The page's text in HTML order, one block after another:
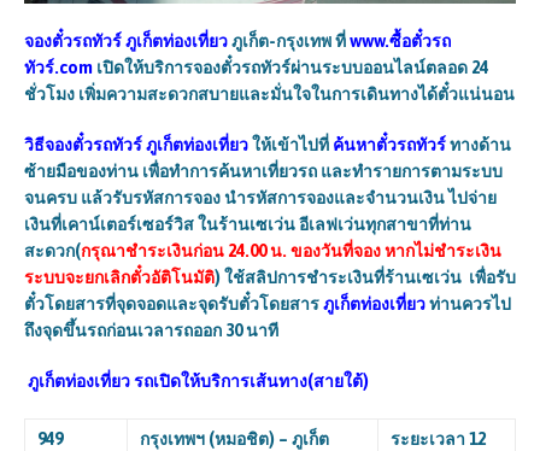
จองตั๋วรถทัวร์ภูเก็ตท่องเที่ยวภูเก็ต-กรุงเทพ ที่www.ซื้อตั๋วรถ
ทัวร์.com เปิดให้บริการจองตั๋วรถทัวร์ผ่านระบบออนไลน์ตลอด 24
ชั่วโมง เพิ่มความสะดวกสบายและมั่นใจในการเดินทางได้ตั๋วแน่นอน
วิธีจองตั๋วรถทัวร์ภูเก็ตท่องเที่ยวให้เข้าไปที่ ค้นหาตั๋วรถทัวร์ทางด้าน
ซ้ายมือของท่าน เพื่อทำการค้นหาเที่ยวรถ และทำรายการตามระบบ
จนครบ แล้วรับรหัสการจอง นำรหัสการจองและจำนวนเงิน ไปจ่าย
เงินที่เคาน์เตอร์เซอร์วิส ในร้านเซเว่น อีเลฟเว่นทุกสาขาที่ท่าน
สะดวก(กรุณาชำระเงินก่อน 24.00 น. ของวันที่จอง หากไม่ชำระเงิน
ระบบจะยกเลิกตั๋วอัติโนมัติ) ใช้สลิปการชำระเงินที่ร้านเซเว่น เพื่อรับ
ตั๋วโดยสารที่จุดจอดและจุดรับตั๋วโดยสารภูเก็ตท่องเที่ยวท่านควรไป
ถึงจุดขึ้นรถก่อนเวลารถออก 30 นาที
ภูเก็ตท่องเที่ยวรถเปิดให้บริการเส้นทาง(สายใต้)
949 กรุงเทพฯ (หมอชิต) – ภูเก็ต
ระยะเวลา 12